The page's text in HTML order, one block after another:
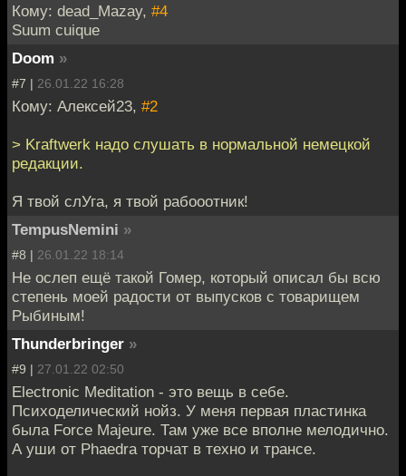
Кому: dead_Mazay, #4
Suum cuique
Doom »
#7 | 26.01.22 16:28
Кому: Алексей23, #2
> Kraftwerk надо слушать в нормальной немецкой
редакции.
Я твой слУга, я твой рабооотник!
TempusNemini »
#8 | 26.01.22 18:14
Не ослеп ещё такой Гомер, который описал бы всю
степень моей радости от выпусков с товарищем
Рыбиным!
Thunderbringer »
#9 | 27.01.22 02:50
Electronic Meditation - это вещь в себе.
Психоделический нойз. У меня первая пластинка
была Force Majeure. Там уже все вполне мелодично.
А уши от Phaedra торчат в техно и трансе.